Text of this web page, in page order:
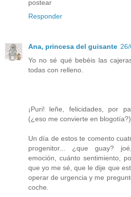
postear
Responder
Ana, princesa del guisante
Yo no sé qué bebéis las
todas con relleno.
¡Puri! leñe, felicidades, por
(¿eso me convierte en blogotía?)
Un día de estos te comento
progenitor... ¿que guay?
emoción, cuánto sentimiento,
que yo me sé, que le dije que
operar de urgencia y me
coche.